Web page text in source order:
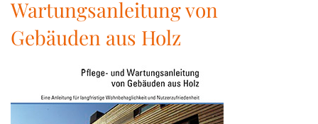
Wartungsanleitung von
Gebäuden aus Holz